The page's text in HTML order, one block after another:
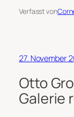
Verfasst von
27. November
Otto
Galerie